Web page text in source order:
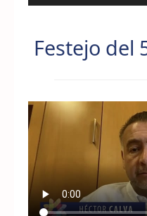
Festejo del